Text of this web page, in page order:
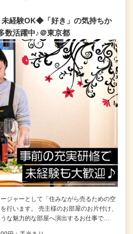
未経験OK◆「好き」の気持ちか
数活躍中♪＠東京都
ジャーとして「住みながら売るための空
行います。 売主様のお部屋のお片付け、
な魅力的な部屋へ演出するお仕事で…